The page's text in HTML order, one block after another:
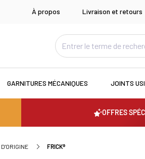
À propos Livraison et retours
GARNITURES MÉCANIQUES JOINTS
OFFRES
FRICK®